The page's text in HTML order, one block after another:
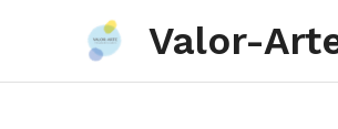
Valor-